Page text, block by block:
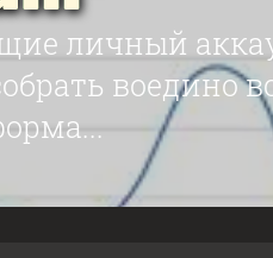
личный
воедино